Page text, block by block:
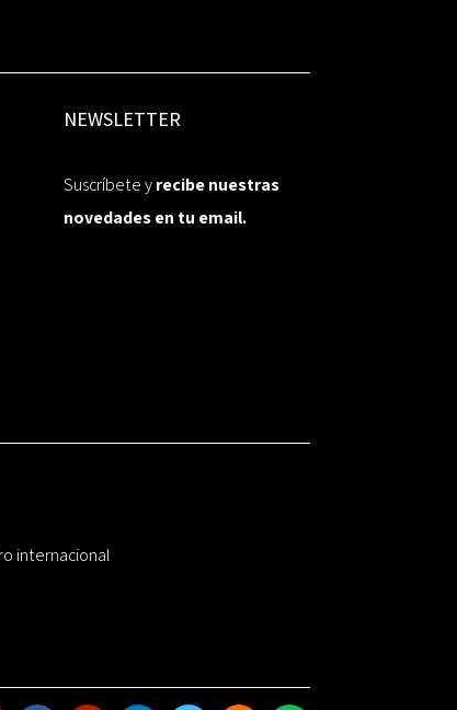
NEWSLETTER
Suscríbete yrecibe nuestras
novedades en tu email.
internacional